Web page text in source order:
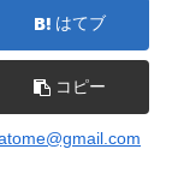
はてブ
コピー